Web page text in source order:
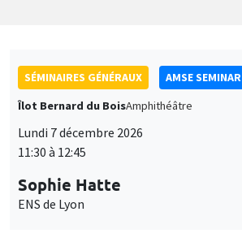
SÉMINAIRES GÉNÉRAUX
AMSE SEMINAR
Îlot Bernard du BoisAmphithéâtre
Lundi 7 décembre 2026
11:30 à 12:45
Sophie Hatte
ENS de Lyon